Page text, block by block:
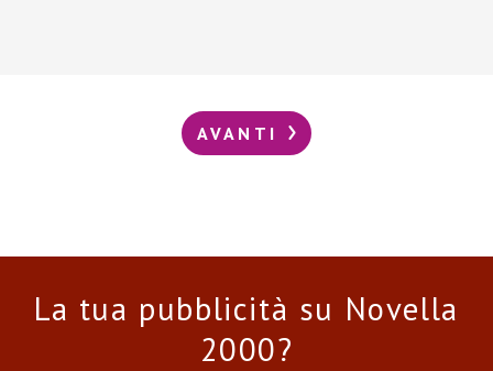
AVANTI
La tua pubblicità su Novella
2000?